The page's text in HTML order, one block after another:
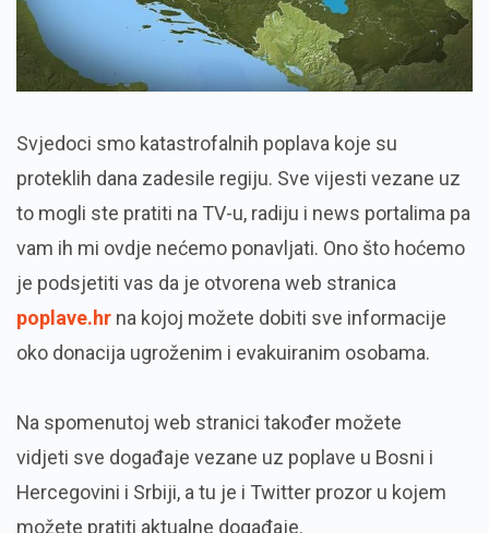
Svjedoci smo katastrofalnih poplava koje su
proteklih dana zadesile regiju. Sve vijesti vezane uz
to mogli ste pratiti na TV-u, radiju i news portalima pa
vam ih mi ovdje nećemo ponavljati. Ono što hoćemo
je podsjetiti vas da je otvorena web stranica
poplave.hr na kojoj možete dobiti sve informacije
oko donacija ugroženim i evakuiranim osobama.
Na spomenutoj web stranici također možete
vidjeti sve događaje vezane uz poplave u Bosni i
Hercegovini i Srbiji, a tu je i Twitter prozor u kojem
možete pratiti aktualne događaje.